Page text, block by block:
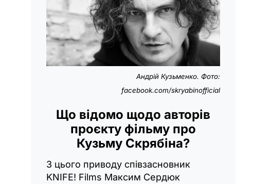
Андрій Кузьменко. Фото:
facebook.com/skryabinofficial
Що відомо щодо авторів
проєкту фільму про
Кузьму Скрябіна?
З цього приводу співзасновник
KNIFE! Films Максим Сердюк